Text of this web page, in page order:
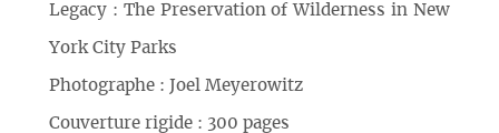
Legacy : The Preservation of Wilderness in New
York City Parks
Photographe : Joel Meyerowitz
Couverture rigide : 300 pages